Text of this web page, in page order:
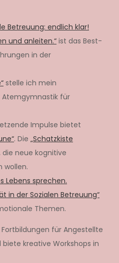
Betreuung: endlich klar!
und anleiten.“ ist das Best-
in der
stelle ich mein
Atemgymnastik für
Impulse bietet
. Die „Schatzkiste
die neue kognitive
wollen.
Lebens sprechen.
in der Sozialen Betreuung“
Themen.
für Angestellte
kreative Workshops in